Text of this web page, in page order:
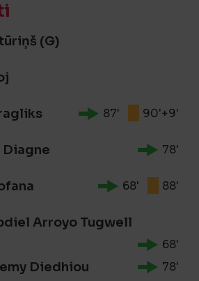
(G)
87' 90'+9'
78'
68' 88'
Arroyo Tugwell
68'
Diedhiou 78'